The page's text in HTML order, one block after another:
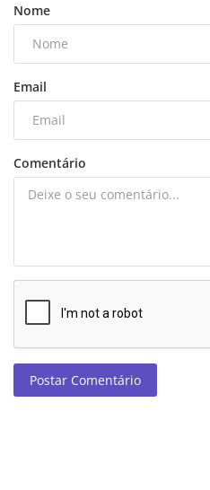
Nome
Email
Comentário
Postar Comentário